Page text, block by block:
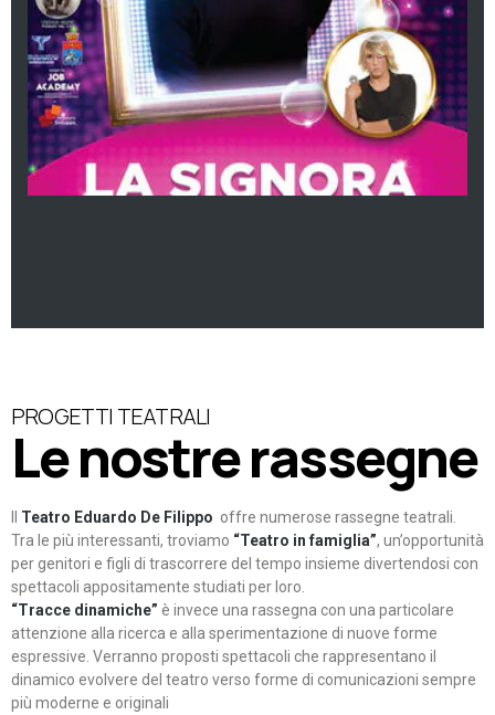
PROGETTI TEATRALI
Le nostre rassegne
Teatro Eduardo De Filippo offre numerose rassegne teatrali.
Tra le più interessanti, troviamo “Teatro in famiglia”, un’opportunità
per genitori e figli di trascorrere del tempo insieme divertendosi con
spettacoli appositamente studiati per loro.
“Tracce dinamiche” è invece una rassegna con una particolare
attenzione alla ricerca e alla sperimentazione di nuove forme
espressive. Verranno proposti spettacoli che rappresentano il
dinamico evolvere del teatro verso forme di comunicazioni sempre
più moderne e originali